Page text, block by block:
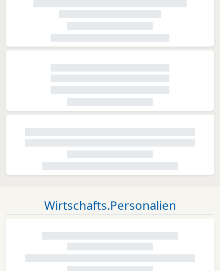
Wirtschafts.Personalien